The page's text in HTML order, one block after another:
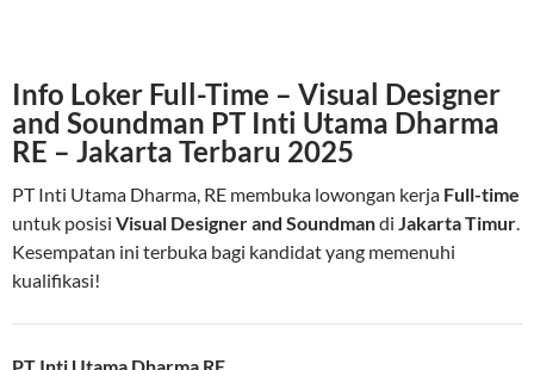
Info Loker Full-Time – Visual Designer
and Soundman PT Inti Utama Dharma
RE – Jakarta Terbaru 2025
PT Inti Utama Dharma, RE membuka lowongan kerja Full-time
untuk posisi Visual Designer and Soundmandi Jakarta Timur.
Kesempatan ini terbuka bagi kandidat yang memenuhi
kualifikasi!